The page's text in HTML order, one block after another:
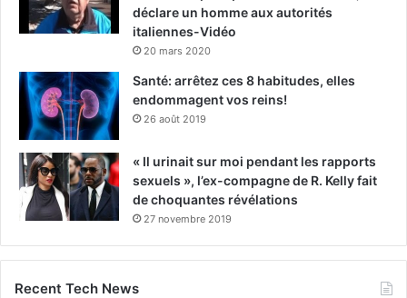
déclare un homme aux autorités
italiennes-Vidéo
20 mars 2020
Santé: arrêtez ces 8 habitudes, elles
endommagent vos reins!
26 août 2019
« Il urinait sur moi pendant les rapports
sexuels », l’ex-compagne de R. Kelly fait
de choquantes révélations
27 novembre 2019
Recent Tech News